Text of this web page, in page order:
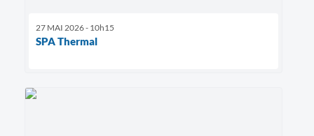
27 MAI 2026 - 10h15
SPA Thermal